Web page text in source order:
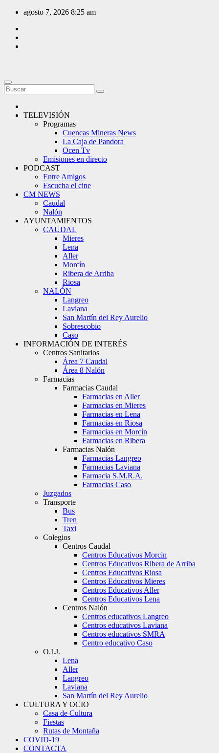
Saltar
contenido
agosto 7, 2026 8:25 am
TELEVISIÓN
Programas
Cuencas Mineras News
La Caja de Pandora
Ocen Tv
Emisiones en directo
PODCAST
Entre Amigos
Escucha el cine
CM NEWS
Caudal
Nalón
AYUNTAMIENTOS
CAUDAL
Mieres
Lena
Aller
Morcín
Ribera de Arriba
Riosa
NALÓN
Langreo
Laviana
San Martín del Rey Aurelio
Sobrescobio
Caso
INFORMACIÓN DE INTERÉS
Centros Sanitarios
Área 7 Caudal
Área 8 Nalón
Farmacias
Farmacias Caudal
Farmacias en Aller
Farmacias en Mieres
Farmacias en Lena
Farmacias en Riosa
Farmacias en Morcín
Farmacias en Ribera
Farmacias Nalón
Farmacias Langreo
Farmacias Laviana
Farmacia S.M.R.A.
Farmacias Caso
Juzgados
Transporte
Bus
Tren
Taxi
Colegios
Centros Caudal
Centros Educativos Morcín
Centros Educativos Ribera de Arriba
Centros Educativos Riosa
Centros Educativos Mieres
Centros Educativos Aller
Centros Educativos Lena
Centros Nalón
Centros educativos Langreo
Centros educativos Laviana
Centros educativos SMRA
Centro educativo Caso
O.I.J.
Lena
Aller
Langreo
Laviana
San Martín del Rey Aurelio
CULTURA Y OCIO
Casa de Cultura
Fiestas
Rutas de Montaña
COVID-19
CONTACTA